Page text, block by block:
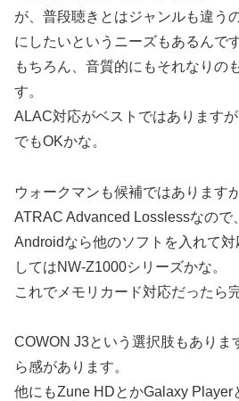
が、普段聴きとはジャンルも違う
にしたいというニーズもあるんで
もちろん、音質的にもそれなりの
す。
ALAC対応がベストではあります
でもOKかな。
ウォークマンも候補ではあります
ATRAC Advanced Losslessなので
Androidなら他のソフトを入れて
してはNW-Z1000シリーズかな。
これでメモリカード対応だったら
COWON J3という選択肢もありま
ら感があります。
他にもZune HDとかGalaxy Player